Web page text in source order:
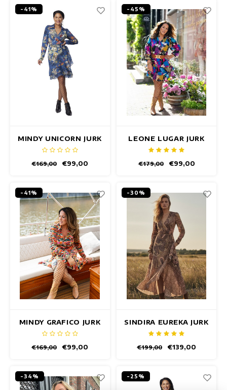
-41%
MINDY UNICORN JURK
€169,00 €99,00
-45%
LEONE LUGAR JURK
€179,00 €99,00
-41%
MINDY GRAFICO JURK
€169,00 €99,00
-30%
SINDIRA EUREKA JURK
€199,00 €139,00
-34% -25%